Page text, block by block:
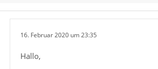
16. Februar 2020 um 23:35
Hallo,